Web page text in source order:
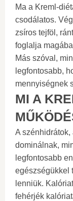
Ma a Kreml-
csodálatos.
zsíros tejföl,
foglalja
Más szóval,
legfontosabb,
mennyiségnek
MI A
A
dominálnak,
legfontosabb
egészségükkel
lenniük.
fehérjék